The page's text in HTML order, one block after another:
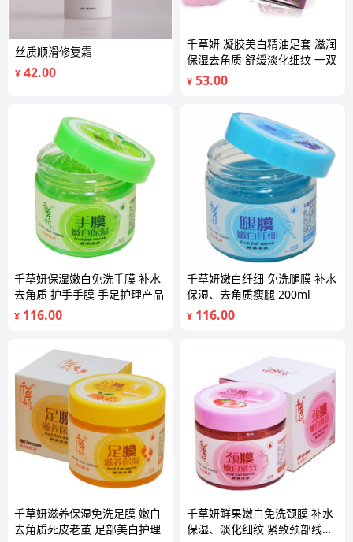
丝质顺滑修复霜
¥ 42.00
千草妍 凝胶美白精油足套 滋润
保湿去角质 舒缓淡化细纹 一双
¥ 53.00
千草妍保湿嫩白免洗手膜 补水
去角质 护手手膜 手足护理产品
¥ 116.00
千草妍嫩白纤细 免洗腿膜 补水
保湿、去角质瘦腿 200ml
¥ 116.00
千草妍滋养保湿免洗足膜 嫩白
去角质死皮老茧 足部美白护理
千草妍鲜果嫩白免洗颈膜 补水
保湿、淡化细纹 紧致颈部线条